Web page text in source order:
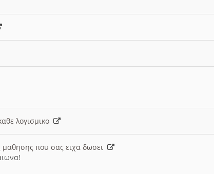
λογισμικο
μαθησης που σας ειχα δωσει